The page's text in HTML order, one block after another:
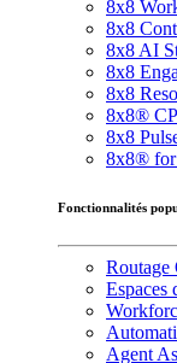
8x8
8x8
8x8 AI
8x8
8x8
8x8®
8x8
8x8® for
Fonctionnalités
Routage
Espaces
Agent